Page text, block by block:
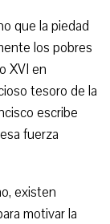
que la piedad
los pobres
XVI en
tesoro de la
escribe
fuerza
existen
motivar la